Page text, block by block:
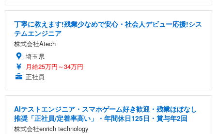
丁寧に教えます!残業少なめで安心・社会人デビュー応援!シス
テムエンジニア
株式会社Atech
埼玉県
月給25万円～34万円
正社員
AIテストエンジニア・スマホゲーム好き歓迎・残業ほぼなし
推奨「正社員/定着率高い」・年間休日125日・賞与年2回
株式会社enrich technology